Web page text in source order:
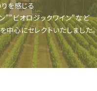
を感じる
””ビオロジックワイン”など
を中心にセレクトいたしました。